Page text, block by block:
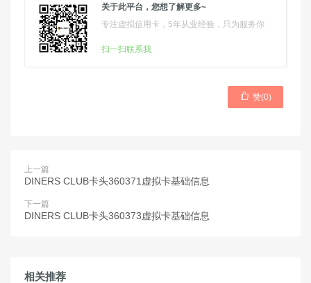
关于此平台，您想了解更多~
专注虚拟信用卡，5年从业经验，只为服务你
扫一扫联系我
 赞(0)
上一篇
DINERS CLUB卡头360371虚拟卡基础信息
下一篇
DINERS CLUB卡头360373虚拟卡基础信息
相关推荐